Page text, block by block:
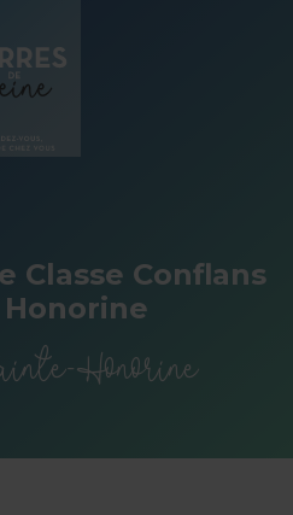
Classe Conflans
Honorine